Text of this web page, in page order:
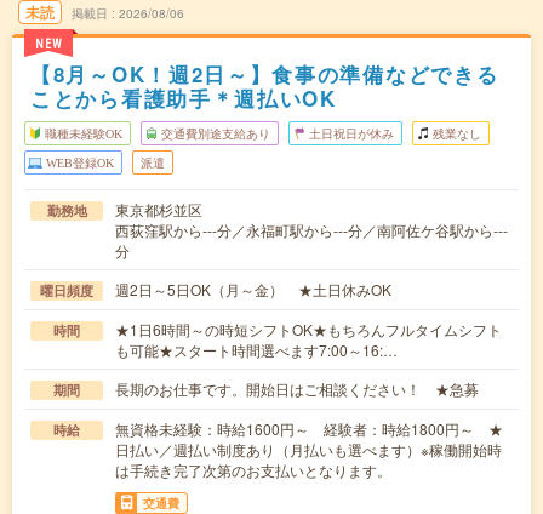
未読
NEW
掲載日 2026/08/06
【8月～OK！週2日～】食事の準備などできる
ことから看護助手＊週払いOK
職種未経験OK 交通費別途支給あり 土日祝日が休み 残業なし
WEB登録OK 派遣
勤務地
東京都杉並区
西荻窪駅から---分／永福町駅から---分／南阿佐ケ谷駅から---
分
曜日頻度 週2日～5日OK（月～金） ★土日休みOK
時間
★1日6時間～の時短シフトOK★もちろんフルタイムシフト
も可能★スタート時間選べます7:00～16:…
期間 長期のお仕事です。開始日はご相談ください！ ★急募
時給
無資格未経験：時給1600円～ 経験者：時給1800円～ ★
日払い／週払い制度あり（月払いも選べます）※稼働開始時
は手続き完了次第のお支払いとなります。
交通費